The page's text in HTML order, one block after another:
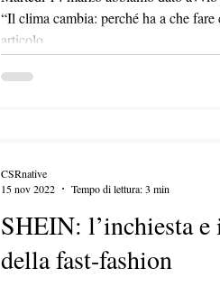
“Il clima cambia: perché ha a che
articolo...
SHEIN: l’inchiesta
della fast-fashion
CSRnative
15 nov 2022
Tempo di lettura: 3 min